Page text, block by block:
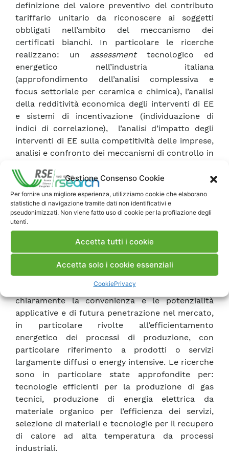
Gestione Consenso Cookie
Per fornire una migliore esperienza, utilizziamo cookie che elaborano
statistiche di navigazione tramite dati non identificativi e
pseudonimizzati. Non viene fatto uso di cookie per la profilazione degli
utenti.
Accetta tutti i cookie
Accetta solo i cookie essenziali
CookiePrivacy
definizione del valore preventivo del contributo
tariffario unitario da riconoscere ai soggetti
obbligati nell’ambito del meccanismo dei
certificati bianchi. In particolare le ricerche
realizzano: un assessmenttecnologico ed
energetico nell’industria italiana
(approfondimento dell’analisi complessiva e
focus settoriale per ceramica e chimica), l’analisi
della redditività economica degli interventi di EE
e sistemi di incentivazione (individuazione di
indici di correlazione), l’analisi d’impatto degli
interventi di EE sulla competitività delle imprese,
analisi e confronto dei meccanismi di controllo in
industrie
Ricerche sull’efficientamento mediante
specifiche tecnologie in settori particolarmente
strategici o energivori.
Gli studi propongono la verifica sperimentale di
alcune selezionate soluzioni tecnologiche,
analizzate in stretta collaborazione con le realtà
industriali di riferimento, selezionate sulla base
di preventive analisi che ne dimostrino
chiaramente la convenienza e le potenzialità
applicative e di futura penetrazione nel mercato,
in particolare rivolte all’efficientamento
energetico dei processi di produzione, con
particolare riferimento a prodotti o servizi
largamente diffusi o energy intensive. Le ricerche
sono in particolare state approfondite per:
tecnologie efficienti per la produzione di gas
tecnici, produzione di energia elettrica da
materiale organico per l’efficienza dei servizi,
selezione di materiali e tecnologie per il recupero
di calore ad alta temperatura da processi
industriali.